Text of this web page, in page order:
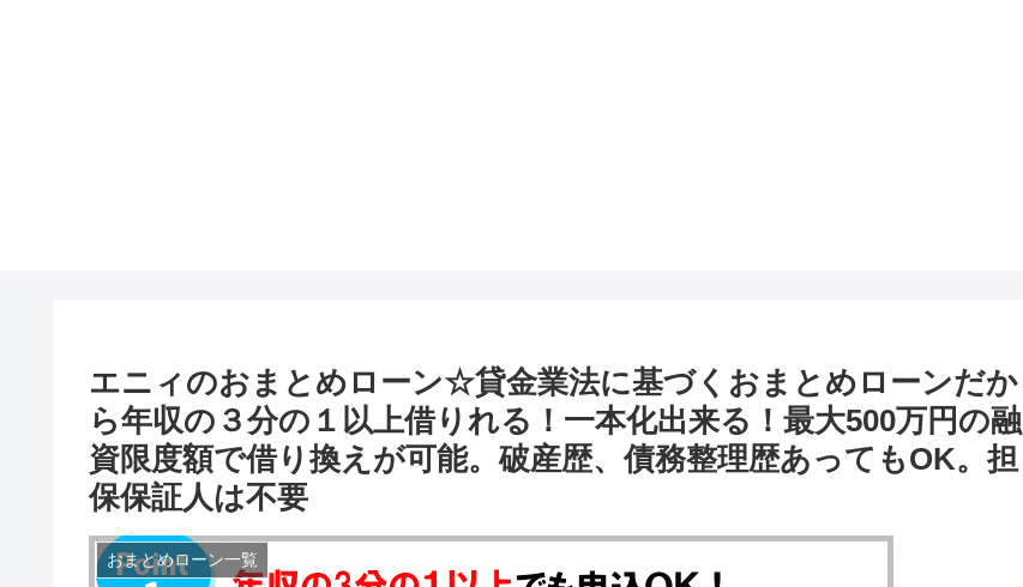
エニィのおまとめローン☆貸金業法に基づくおまとめローンだか
ら年収の３分の１以上借りれる！一本化出来る！最大500万円の融
資限度額で借り換えが可能。破産歴、債務整理歴あってもOK。担
保保証人は不要
おまとめローン一覧